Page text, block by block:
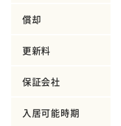
償却
更新料
保証会社
入居可能時期